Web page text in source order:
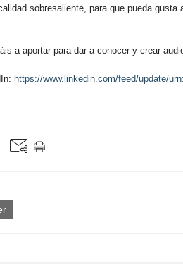
sobresaliente, para que pueda
a aportar para dar a conocer y crear
https://www.linkedin.com/feed/update/